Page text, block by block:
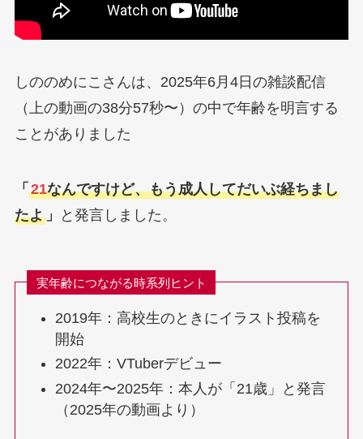
しののめにこさんは、2025年6月4日の雑談配信
（上の動画の38分57秒〜）の中で年齢を明言する
ことがありました
「 21なんですけど、もう成人してだいぶ経ちまし
たよ」 と発言しました。
実年齢につながる時系列ヒント
2019年：高校生のときにイラスト投稿を
開始
2022年：VTuberデビュー
2024年〜2025年：本人が「21歳」と発言
（2025年の動画より）